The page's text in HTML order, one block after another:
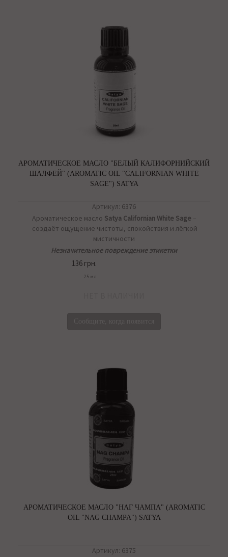
АРОМАТИЧЕСКОЕ МАСЛО "БЕЛЫЙ КАЛИФОРНИЙСКИЙ
ШАЛФЕЙ" (AROMATIC OIL "CALIFORNIAN WHITE
SAGE") SATYA
Артикул: 6376
Ароматическое масло Satya Californian White Sage –
создаёт ощущение чистоты, спокойствия и лёгкой
мистичности
Незначительное повреждение этикетки
136 грн.
25 мл
АРОМАТИЧЕСКОЕ МАСЛО "НАГ ЧАМПА" (AROMATIC
OIL "NAG CHAMPA") SATYA
Артикул: 6375